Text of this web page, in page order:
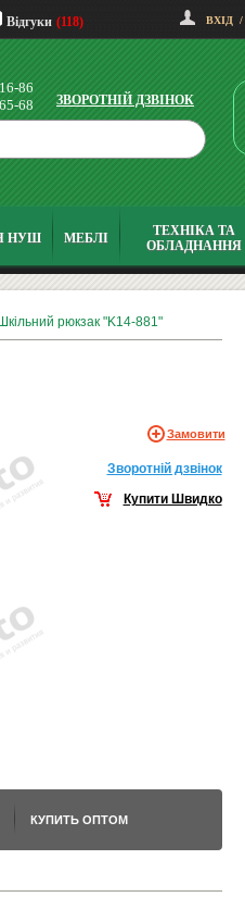
Відгуки (118) ВХІД /
86
68
ЗВОРОТНІЙ ДЗВІНОК
НУШ МЕБЛІ
ТЕХНІКА ТА
ОБЛАДНАННЯ
Шкільний рюкзак "K14-881"
Замовити
Зворотнiй дзвiнок
Купити Швидко
КУПИТЬ ОПТОМ